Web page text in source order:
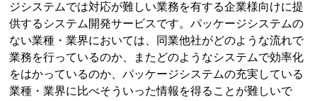
ジシステムでは対応が難しい業務を有する企業様向けに提
供するシステム開発サービスです。パッケージシステムの
ない業種・業界においては、同業他社がどのような流れで
業務を行っているのか、またどのようなシステムで効率化
をはかっているのか、パッケージシステムの充実している
業種・業界に比べそういった情報を得ることが難しいで